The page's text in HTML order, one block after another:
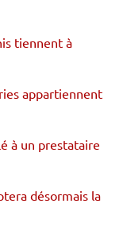
tiennent à
appartiennent
à un prestataire
désormais la